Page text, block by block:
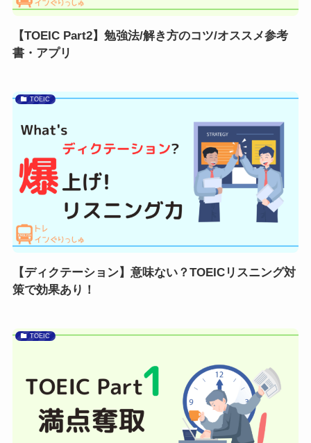
【TOEIC Part2】勉強法/解き方のコツ/オススメ参考
書・アプリ
TOEIC
【ディクテーション】意味ない？TOEICリスニング対
策で効果あり！
TOEIC